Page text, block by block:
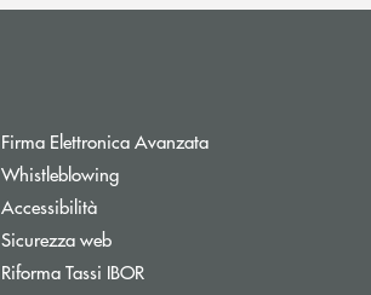
Firma Elettronica Avanzata
WhistleblowingApre una nuova finestra
Accessibilità
Sicurezza web
Riforma Tassi IBORApre una nuova finestra